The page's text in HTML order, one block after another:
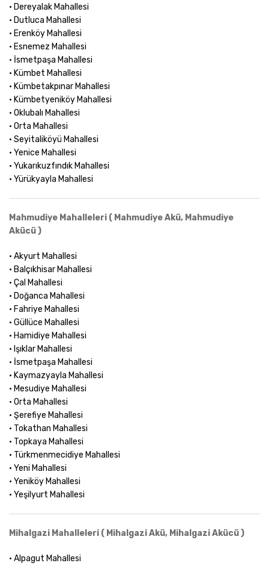
• Dereyalak Mahallesi
• Dutluca Mahallesi
• Erenköy Mahallesi
• Esnemez Mahallesi
• İsmetpaşa Mahallesi
• Kümbet Mahallesi
• Kümbetakpınar Mahallesi
• Kümbetyeniköy Mahallesi
• Oklubalı Mahallesi
• Orta Mahallesi
• Seyitaliköyü Mahallesi
• Yenice Mahallesi
• Yukarıkuzfındık Mahallesi
• Yürükyayla Mahallesi
Mahmudiye Mahalleleri ( Mahmudiye Akü, Mahmudiye
Akücü )
• Akyurt Mahallesi
• Balçıkhisar Mahallesi
• Çal Mahallesi
• Doğanca Mahallesi
• Fahriye Mahallesi
• Güllüce Mahallesi
• Hamidiye Mahallesi
• Işıklar Mahallesi
• İsmetpaşa Mahallesi
• Kaymazyayla Mahallesi
• Mesudiye Mahallesi
• Orta Mahallesi
• Şerefiye Mahallesi
• Tokathan Mahallesi
• Topkaya Mahallesi
• Türkmenmecidiye Mahallesi
• Yeni Mahallesi
• Yeniköy Mahallesi
• Yeşilyurt Mahallesi
Mihalgazi Mahalleleri ( Mihalgazi Akü, Mihalgazi Akücü )
• Alpagut Mahallesi